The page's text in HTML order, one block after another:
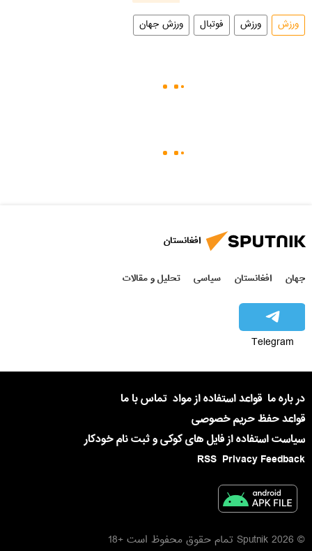
ورزش ورزش فوتبال ورزش جهان
افغانستان
جهان افغانستان سیاسی تحلیل و مقالات
Telegram
در باره ما قواعد استفاده از مواد تماس با ما
قواعد حفظ حریم خصوصی
سیاست استفاده از فایل های کوکی و ثبت نام خودکار
Privacy Feedback
RSS
© 2026 Sputnik تمام حقوق محفوظ است +18